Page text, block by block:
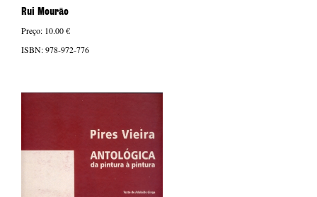
Rui Mourão
Preço: 10.00 €
ISBN: 978-972-776